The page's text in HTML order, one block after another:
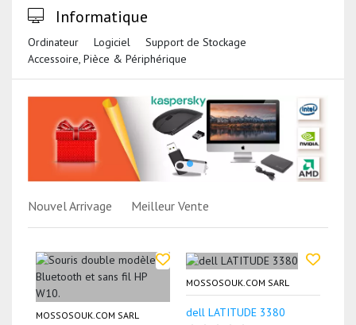
Informatique
Ordinateur Logiciel
Support de Stockage
Accessoire, Pièce & Périphérique
Nouvel Arrivage Meilleur Vente
MOSSOSOUK.COM SARL
MOSSOSOUK.COM SARL
dell LATITUDE 3380